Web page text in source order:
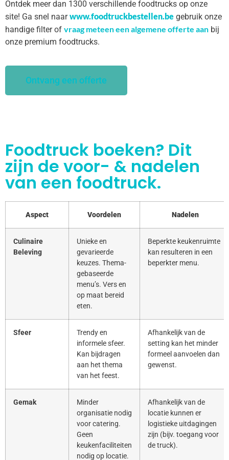
Ontdek meer dan 1300 verschillende foodtrucks op onze
site! Ga snel naarwww.foodtruckbestellen.be gebruik onze
handige filter of vraag meteen een algemene offerte aan bij
onze premium foodtrucks.
Ontvang een offerte
Foodtruck boeken? Dit
zijn de voor- & nadelen
van een foodtruck.
Aspect Voordelen Nadelen
Culinaire
Beleving
Unieke en
gevarieerde
keuzes. Thema-
gebaseerde
menu’s. Vers en
op maat bereid
eten.
Beperkte keukenruimte
kan resulteren in een
beperkter menu.
Sfeer
Trendy en
informele sfeer.
Kan bijdragen
aan het thema
van het feest.
Afhankelijk van de
setting kan het minder
formeel aanvoelen dan
gewenst.
Gemak
Minder
organisatie nodig
voor catering.
Geen
keukenfaciliteiten
nodig op locatie.
Afhankelijk van de
locatie kunnen er
logistieke uitdagingen
zijn (bijv. toegang voor
de truck).